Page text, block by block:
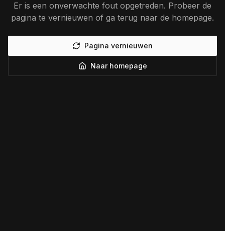
Er is een onverwachte fout opgetreden. Probeer de
pagina te vernieuwen of ga terug naar de homepage.
Pagina vernieuwen
Naar homepage